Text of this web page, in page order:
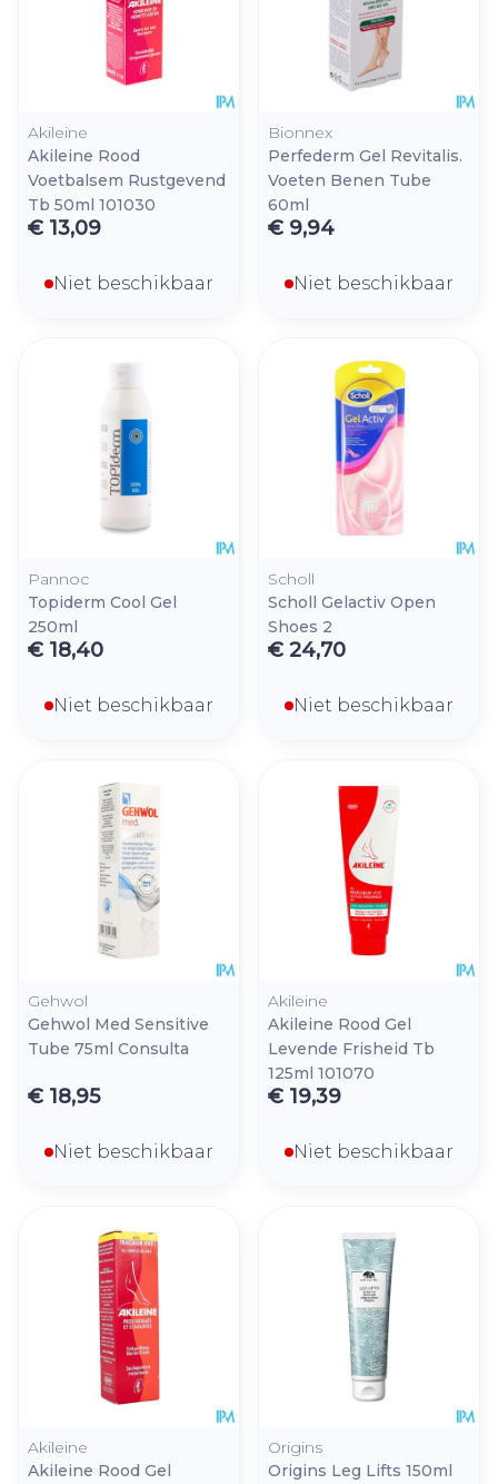
Akileine
Akileine Rood
Voetbalsem Rustgevend
Tb 50ml 101030
€ 13,09
Niet beschikbaar
Bionnex
Perfederm Gel Revitalis.
Voeten Benen Tube
60ml
€ 9,94
Niet beschikbaar
Pannoc
Topiderm Cool Gel
250ml
€ 18,40
Niet beschikbaar
Scholl
Scholl Gelactiv Open
Shoes 2
€ 24,70
Niet beschikbaar
Gehwol
Gehwol Med Sensitive
Tube 75ml Consulta
€ 18,95
Niet beschikbaar
Akileine
Akileine Rood Gel
Levende Frisheid Tb
125ml 101070
€ 19,39
Niet beschikbaar
Akileine
Akileine Rood Gel
Origins
Origins Leg Lifts 150ml